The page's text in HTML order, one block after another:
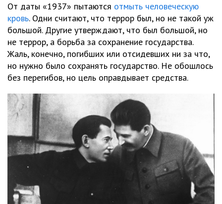
От даты «1937» пытаются отмыть человеческую
кровь. Одни считают, что террор был, но не такой уж
большой. Другие утверждают, что был большой, но
не террор, а борьба за сохранение государства.
Жаль, конечно, погибших или отсидевших ни за что,
но нужно было сохранять государство. Не обошлось
без перегибов, но цель оправдывает средства.